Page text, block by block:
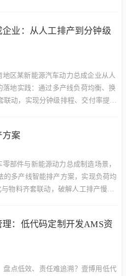
业：从人工排产到分钟级
地区某新能源汽车动力总成企业从人
落地实践：通过多产线负荷均衡、换
动，实现分钟级排程、交付率提升
案
部件与新能源动力总成制造场景，
的多产线智能排产方案，实现负荷均
物料齐套联动，破解人工排产慢、
：低代码定制开发AMS资
盘点低效、责任难追溯？壹博用低代